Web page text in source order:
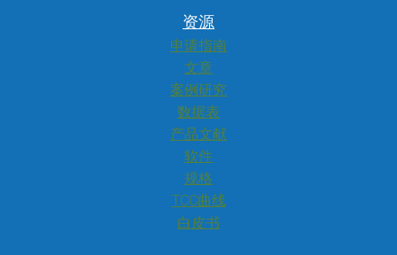
资源
申请指南
文章
案例研究
数据表
产品文献
软件
规格
TCC曲线
白皮书